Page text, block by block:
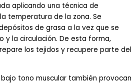
aplicando una técnica de
temperatura de la zona. Se
de grasa a la vez que se
y la circulación. De esta forma,
los tejidos y recupere parte del
tono muscular también provocan